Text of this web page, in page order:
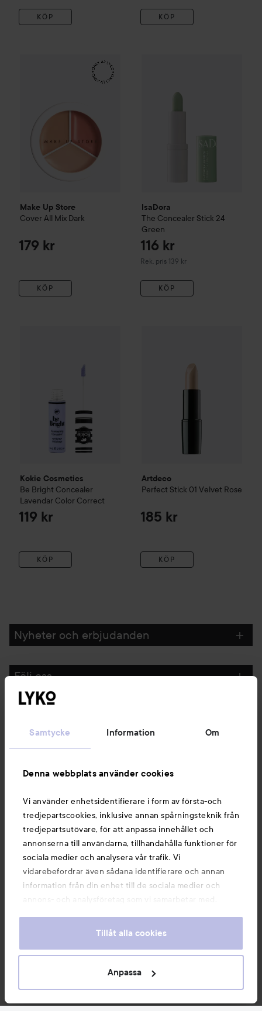
Samtycke Information Om
Denna webbplats använder cookies
Vi använder enhetsidentifierare i form av första-och
tredjepartscookies, inklusive annan spårningsteknik från
tredjepartsutövare, för att anpassa innehållet och
annonserna till användarna, tillhandahålla funktioner för
sociala medier och analysera vår trafik. Vi
vidarebefordrar även sådana identifierare och annan
information från din enhet till de sociala medier och
annons- och analysföretag som vi samarbetar med.
information som du har tillhandahållit eller som de har
våra cookies vid fortsatt användande av vår webbplats.
För information om hur du kan ändra inställningarna för
Tillåt alla cookies
Anpassa
KÖP KÖP
Make Up Store
Cover All Mix Dark
179 kr
KÖP
Cover All Mix
IsaDora
The Concealer Stick 24
Green
116 kr
Rek. pris 139 kr
Rekommenderat pris 139 kr
KÖP
Kokie Cosmetics
Be Bright Concealer
Lavendar Color Correct
119 kr
KÖP
Artdeco
Perfect Stick 01 Velvet Rose
185 kr
KÖP
Nyheter och erbjudanden
Följ oss
Du kanske också gillar